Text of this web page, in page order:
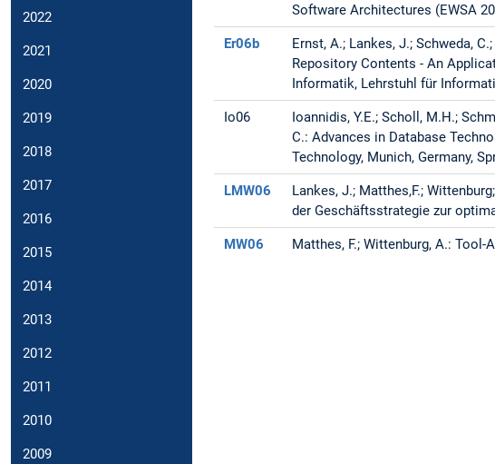
2022
2021
2020
2019
2018
2017
2016
2015
2014
2013
2012
2011
2010
2009
Software Architectures (EWSA
Er06b
Ernst, A.; Lankes, J.; Schweda,
Repository Contents - An
Informatik, Lehrstuhl für
Io06
Ioannidis, Y.E.; Scholl, M.H.;
C.: Advances in Database
Technology, Munich, Germany,
LMW06
Lankes, J.; Matthes,F.;
der Geschäftsstrategie zur
MW06 Matthes, F.; Wittenburg, A.: